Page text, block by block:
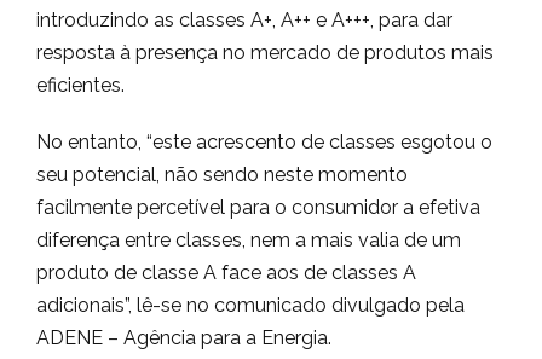
introduzindo as classes A+, A++ e A+++, para dar
resposta à presença no mercado de produtos mais
eficientes.
No entanto, “este acrescento de classes esgotou o
seu potencial, não sendo neste momento
facilmente percetível para o consumidor a efetiva
diferença entre classes, nem a mais valia de um
produto de classe A face aos de classes A
adicionais”, lê-se no comunicado divulgado pela
ADENE – Agência para a Energia.